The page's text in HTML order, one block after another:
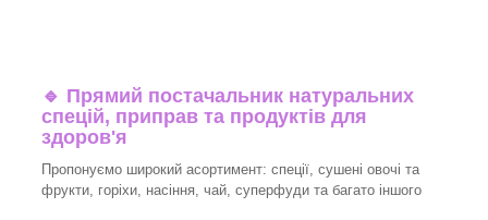
🔹 Прямий постачальник натуральних
спецій, приправ та продуктів для
здоров'я
Пропонуємо широкий асортимент: спеції, сушені овочі та
фрукти, горіхи, насіння, чай, суперфуди та багато іншого